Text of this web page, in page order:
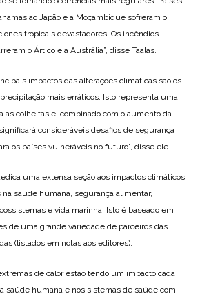
ao Japão e a Moçambique sofreram o
tropicais devastadores. Os incêndios
o Ártico e a Austrália”, disse Taalas.
impactos das alterações climáticas são os
mais erráticos. Isto representa uma
as colheitas e, combinado com o aumento da
consideráveis desafios de segurança
os países vulneráveis no futuro”, disse ele.
uma extensa seção aos impactos climáticos
na saúde humana, segurança alimentar,
e vida marinha. Isto é baseado em
de uma grande variedade de parceiros das
(listados em notas aos editores).
de calor estão tendo um impacto cada
saúde humana e nos sistemas de saúde com